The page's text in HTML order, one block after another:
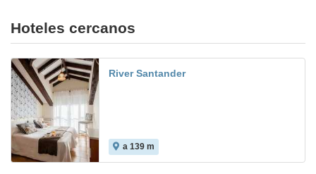
Hoteles cercanos
River Santander
a 139 m